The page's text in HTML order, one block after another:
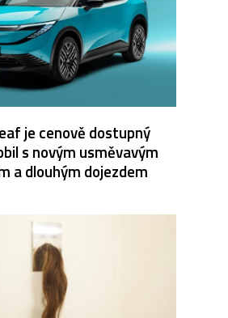
je cenově dostupný
s novým usměvavým
a dlouhým dojezdem